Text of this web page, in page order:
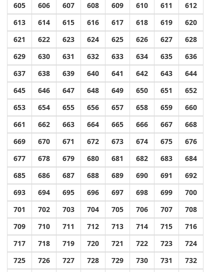
605
606 607 608 609 610 611
612
613
614 615 616 617 618 619
620
621
622 623 624 625 626 627
628
629
630 631 632 633 634 635
636
637
638 639 640 641 642 643
644
645
646 647 648 649 650 651
652
653
654 655 656 657 658 659
660
661
662 663 664 665 666 667
668
669
670 671 672 673 674 675
676
677
678 679 680 681 682 683
684
685
686 687 688 689 690 691
692
693
694 695 696 697 698 699
700
701
702 703 704 705 706 707
708
709
710 711 712 713 714 715
716
717
718 719 720 721 722 723
724
725
726 727 728 729 730 731
732